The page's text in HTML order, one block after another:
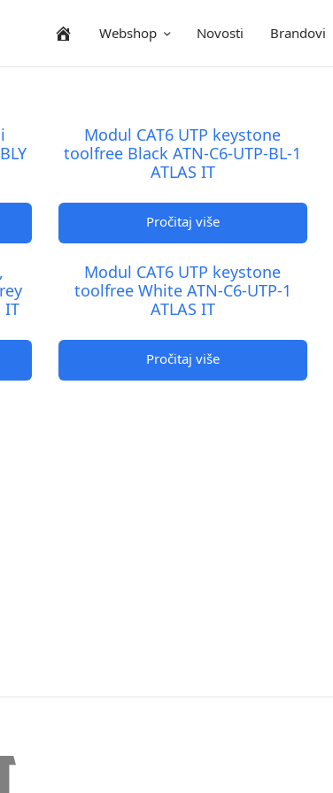
NaslovnicaWebshop Novosti Brandovi
Modul CAT6 UTP keystone
toolfree Black ATN-C6-UTP-BL-1
ATLAS IT
Pročitaj više
IT
Modul CAT6 UTP keystone
toolfree White ATN-C6-UTP-1
ATLAS IT
Pročitaj više